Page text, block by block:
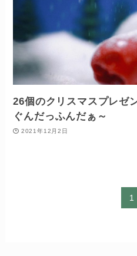
26個のクリスマスプレゼ
ぐんだっふんだぁ～
2021年12月2日
1